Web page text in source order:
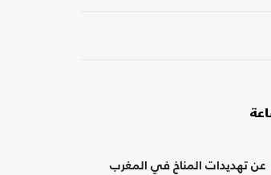
عن تهديدات المناخ في المغرب